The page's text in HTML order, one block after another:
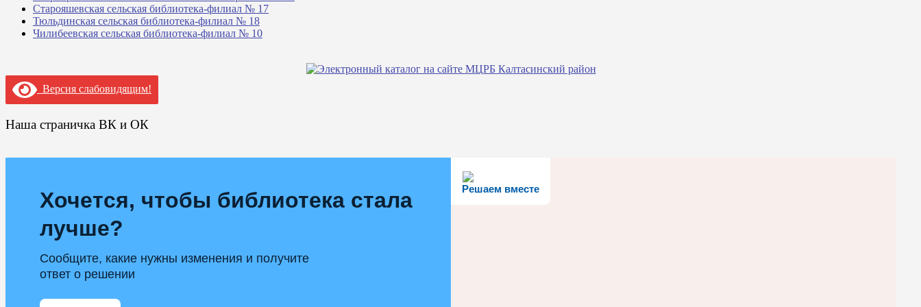
Старояшевская сельская библиотека-филиал № 17
Тюльдинская сельская библиотека-филиал № 18
Чилибеевская сельская библиотека-филиал № 10
Версия слабовидящим!
Наша страничка ВК и ОК
Решаем вместе
Хочется, чтобы библиотека стала
лучше?
Сообщите, какие нужны изменения и получите
ответ о решении